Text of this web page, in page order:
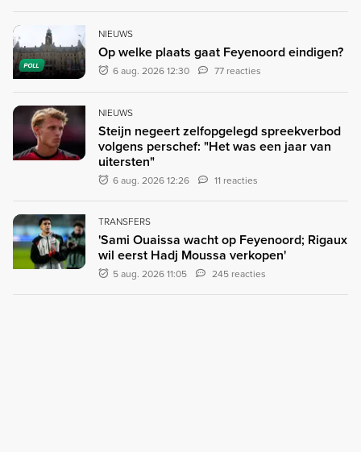
POLL
NIEUWS
Op welke plaats gaat Feyenoord eindigen?
6 aug. 2026 12:30 77 reacties
NIEUWS
Steijn negeert zelfopgelegd spreekverbod
volgens perschef: "Het was een jaar van
uitersten"
6 aug. 2026 12:26 11 reacties
TRANSFERS
'Sami Ouaissa wacht op Feyenoord; Rigaux
wil eerst Hadj Moussa verkopen'
5 aug. 2026 11:05 245 reacties